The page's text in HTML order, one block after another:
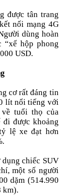
được tân trang
nối mạng 4G
dùng hoàn
hộp phong
USD.
cơ rất đáng tin
lít nổi tiếng với
tuổi thọ của
đi được khoảng
lệ xe đạt hơn
dụng chiếc SUV
một số người
dặm (514.990
km).